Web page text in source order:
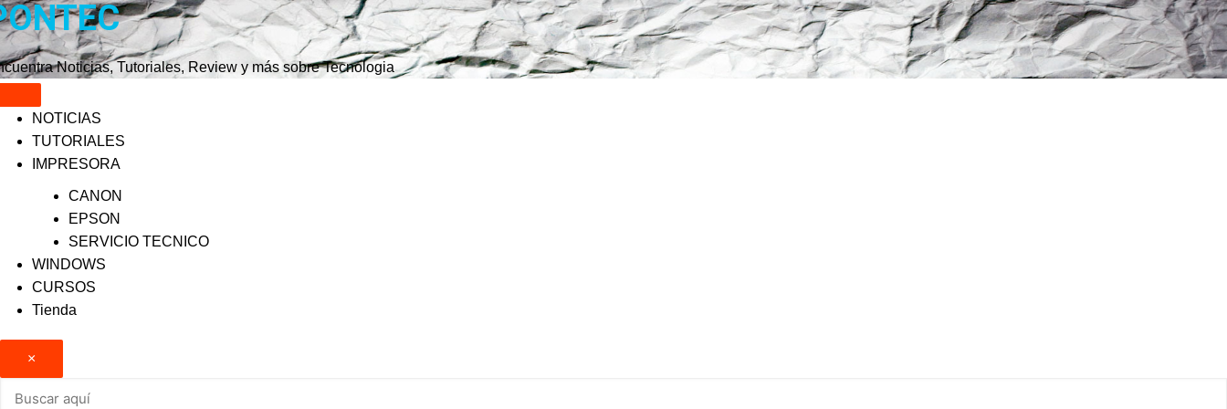
Saltar
al
contenido
Noticias, Tutoriales, Review y más sobre Tecnologia
NOTICIAS
TUTORIALES
IMPRESORA
CANON
EPSON
SERVICIO TECNICO
WINDOWS
CURSOS
Tienda
×